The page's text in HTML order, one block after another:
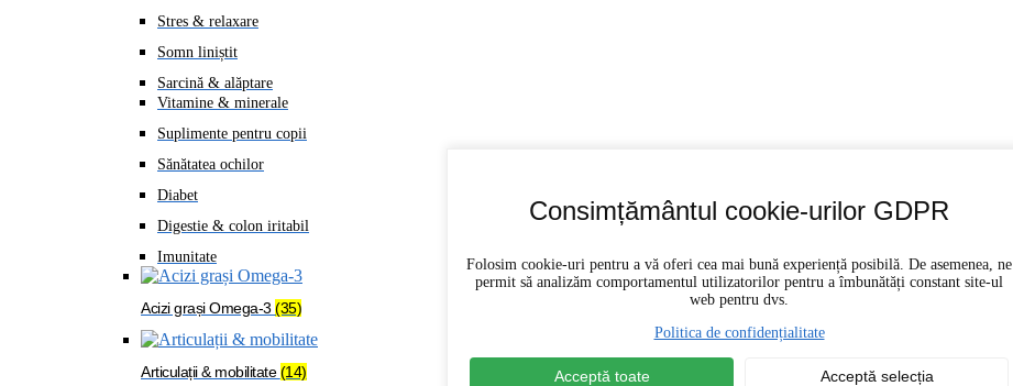
Stres & relaxare
Somn liniștit
Sarcină & alăptare
Vitamine & minerale
Suplimente pentru copii
Sănătatea ochilor
Diabet
Digestie & colon iritabil
Imunitate
Acizi grași Omega-3 (35)
Articulații & mobilitate(14)
Consimțământul cookie-urilor GDPR
Folosim cookie-uri pentru a vă oferi cea mai bună experiență posibilă. De asemenea, ne
permit să analizăm comportamentul utilizatorilor pentru a îmbunătăți constant site-ul
web pentru dvs.
Politica de confidențialitate
Acceptă toate Acceptă selecția